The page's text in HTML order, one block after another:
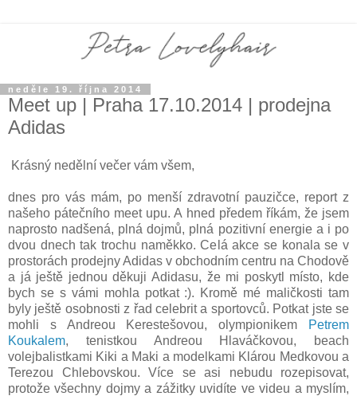
neděle 19. října 2014
Meet up | Praha 17.10.2014 | prodejna
Adidas
Krásný nedělní večer vám všem,
dnes pro vás mám, po menší zdravotní pauzičce, report z
našeho pátečního meet upu. A hned předem říkám, že jsem
naprosto nadšená, plná dojmů, plná pozitivní energie a i po
dvou dnech tak trochu naměkko. Celá akce se konala se v
prostorách prodejny Adidas v obchodním centru na Chodově
a já ještě jednou děkuji Adidasu, že mi poskytl místo, kde
bych se s vámi mohla potkat :). Kromě mé maličkosti tam
byly ještě osobnosti z řad celebrit a sportovců. Potkat jste se
mohli s Andreou Kerestešovou, olympionikem
Petrem
Koukalem, tenistkou Andreou Hlaváčkovou, beach
volejbalistkami Kiki a Maki a modelkami Klárou Medkovou a
Terezou Chlebovskou. Více se asi nebudu rozepisovat,
protože všechny dojmy a zážitky uvidíte ve videu a myslím,